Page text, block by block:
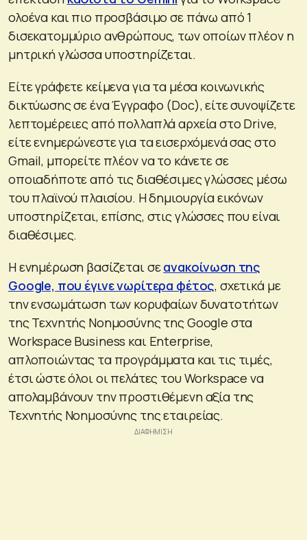
ολοένα και πιο προσβάσιμο σε πάνω από 1
δισεκατομμύριο ανθρώπους, των οποίων πλέον η
μητρική γλώσσα υποστηρίζεται.
Είτε γράφετε κείμενα για τα μέσα κοινωνικής
δικτύωσης σε ένα Έγγραφο (Doc), είτε συνοψίζετε
λεπτομέρειες από πολλαπλά αρχεία στο Drive,
είτε ενημερώνεστε για τα εισερχόμενά σας στο
Gmail, μπορείτε πλέον να το κάνετε σε
οποιαδήποτε από τις διαθέσιμες γλώσσες μέσω
του πλαϊνού πλαισίου. Η δημιουργία εικόνων
υποστηρίζεται, επίσης, στις γλώσσες που είναι
διαθέσιμες.
Η ενημέρωση βασίζεται σεανακοίνωση της
Google, που έγινε νωρίτερα φέτος, σχετικά με
την ενσωμάτωση των κορυφαίων δυνατοτήτων
της Τεχνητής Νοημοσύνης της Google στα
Workspace Business και Enterprise,
απλοποιώντας τα προγράμματα και τις τιμές,
έτσι ώστε όλοι οι πελάτες του Workspace να
απολαμβάνουν την προστιθέμενη αξία της
Τεχνητής Νοημοσύνης της εταιρείας.